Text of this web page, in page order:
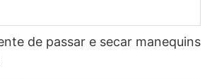
de passar e secar manequins